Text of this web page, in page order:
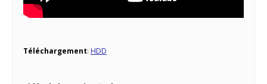
Téléchargement: HDD